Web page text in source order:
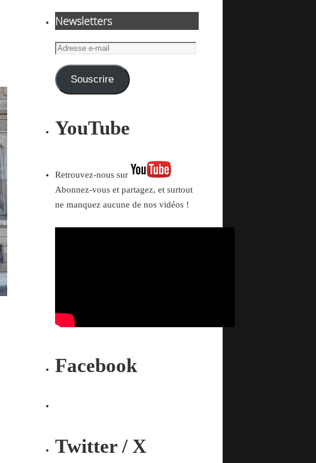
Newsletters
Adresse
mail Souscrire
YouTube
Retrouvez-nous sur
Abonnez-vous et partagez, et surtout
ne manquez aucune de nos vidéos !
Facebook
Twitter / X